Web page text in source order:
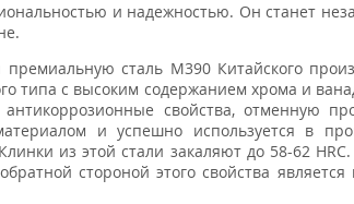
и надежностью. Он станет
премиальную сталь M390 Китайского
типа с высоким содержанием хрома и
свойства, отменную
и успешно используется в
из этой стали закаляют до 58-62
стороной этого свойства является